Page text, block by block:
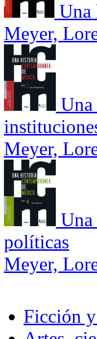
Una
Meyer,
Meyer,
políticas
Meyer,
Ficción